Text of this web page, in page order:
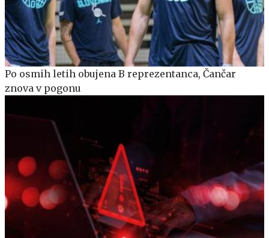
Po osmih letih obujena B reprezentanca, Čančar
znova v pogonu